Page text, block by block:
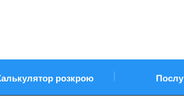
розкрою